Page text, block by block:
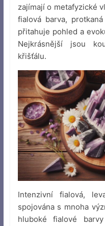
zajímají o metafyzické
fialová barva,
přitahuje pohled a
Nejkrásnější jsou
křišťálu.
Intenzivní fialová,
spojována s mnoha
hluboké fialové